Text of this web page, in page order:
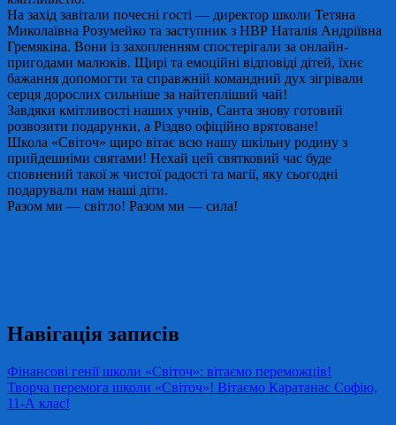
На захід завітали почесні гості — директор школи Тетяна
Миколаївна Розумейко та заступник з НВР Наталія Андріївна
Гремякіна. Вони із захопленням спостерігали за онлайн-
пригодами малюків. Щирі та емоційні відповіді дітей, їхнє
бажання допомогти та справжній командний дух зігрівали
серця дорослих сильніше за найтепліший чай!
Завдяки кмітливості наших учнів, Санта знову готовий
розвозити подарунки, а Різдво офіційно врятоване!
Школа «Світоч» щиро вітає всю нашу шкільну родину з
прийдешніми святами! Нехай цей святковий час буде
сповнений такої ж чистої радості та магії, яку сьогодні
подарували нам наші діти.
Разом ми — світло! Разом ми — сила!
Навігація записів
Фінансові генії школи «Світоч»: вітаємо переможців!
Творча перемога школи «Світоч»! Вітаємо Каратанас Софію,
11-А клас!